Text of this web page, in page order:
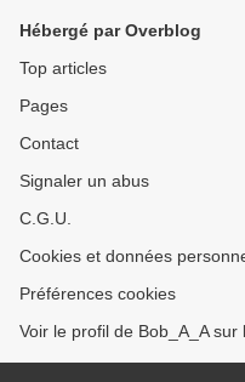
Hébergé par Overblog
Top articles
Pages
Contact
Signaler un abus
C.G.U.
Cookies et données
Préférences cookies
Voir le profil de Bob_A_A sur